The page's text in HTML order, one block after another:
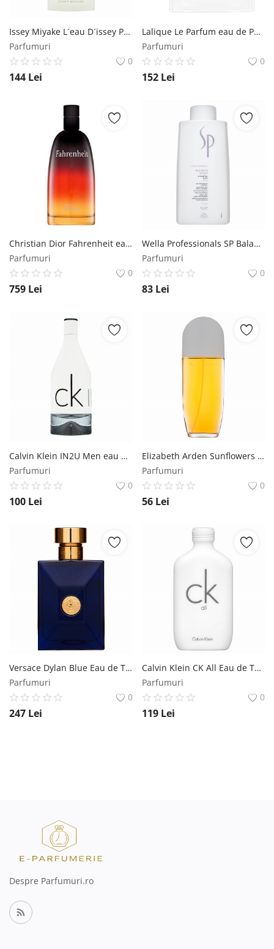
Issey Miyake L´eau D´issey Pour Homme eau de Toilette pentru barbati 75 ml Issey Miyake
Parfumuri
0
144 Lei
Lalique Le Parfum eau de Parfum pentru femei 100 ml Lalique
Parfumuri
0
152 Lei
Christian Dior Fahrenheit eau de Toilette pentru barbati 200 ml Dior (Christian Dior)
Parfumuri
0
759 Lei
Wella Professionals SP Balance Scalp Shampoo sampon pentru scalp sensibil 1000 ml Wella Professionals
Parfumuri
0
83 Lei
Calvin Klein IN2U Men eau de Toilette pentru barbati 100 ml Calvin Klein
Parfumuri
0
100 Lei
Elizabeth Arden Sunflowers eau de Toilette pentru femei 100 ml Elizabeth Arden
Parfumuri
0
56 Lei
Versace Dylan Blue Eau de Toilette pentru barbati 100 ml Versace
Parfumuri
0
247 Lei
Calvin Klein CK All Eau de Toilette unisex 100 ml Calvin Klein
Parfumuri
0
119 Lei
Despre Parfumuri.ro